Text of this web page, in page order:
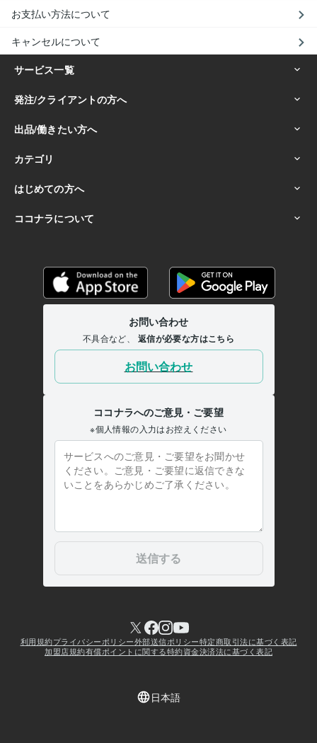
お支払い方法について
キャンセルについて